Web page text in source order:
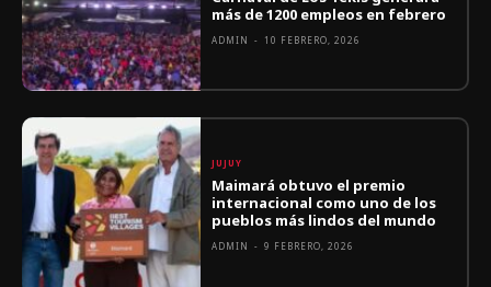
más de 1200 empleos en febrero
ADMIN - 10 FEBRERO, 2026
JUJUY
Maimará obtuvo el premio
internacional como uno de los
pueblos más lindos del mundo
ADMIN - 9 FEBRERO, 2026